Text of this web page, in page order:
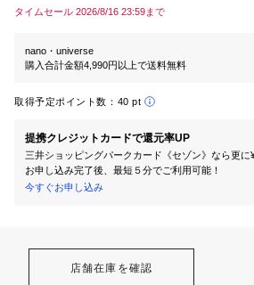
タイムセール 2026/8/16 23:59まで
nano・universe
購入合計金額4,990円以上で送料無料
取得予定ポイント数： 40 pt
提携クレジットカードで還元率UP
三井ショッピングパークカード《セゾン》なら更に
お申し込み完了後、最短５分でご利用可能！
今すぐお申し込み
店舗在庫を確認